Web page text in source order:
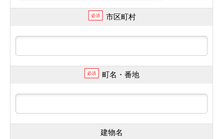
必須 市区町村
必須 町名・番地
建物名